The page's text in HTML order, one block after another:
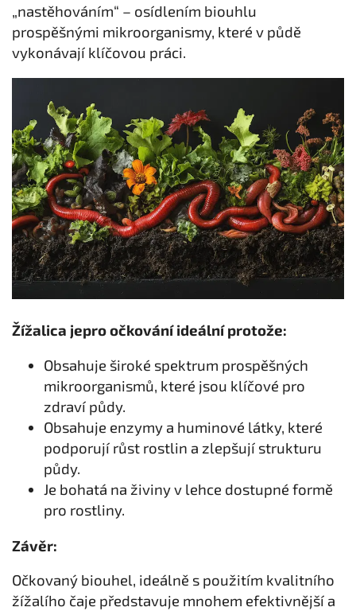
„nastěhováním“ – osídlením biouhlu
prospěšnými mikroorganismy, které v půdě
vykonávají klíčovou práci.
Žížalica jepro očkování ideální protože:
Obsahuje široké spektrum prospěšných
mikroorganismů, které jsou klíčové pro
zdraví půdy.
Obsahuje enzymy a huminové látky, které
podporují růst rostlin a zlepšují strukturu
půdy.
Je bohatá na živiny v lehce dostupné formě
pro rostliny.
Závěr:
Očkovaný biouhel, ideálně s použitím kvalitního
žížalího čaje představuje mnohem efektivnější a